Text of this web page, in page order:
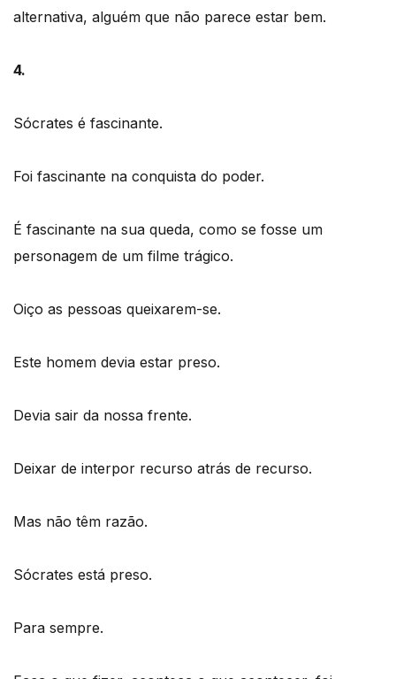
alternativa, alguém que não parece estar bem.
4.
Sócrates é fascinante.
Foi fascinante na conquista do poder.
É fascinante na sua queda, como se fosse um
personagem de um filme trágico.
Oiço as pessoas queixarem-se.
Este homem devia estar preso.
Devia sair da nossa frente.
Deixar de interpor recurso atrás de recurso.
Mas não têm razão.
Sócrates está preso.
Para sempre.